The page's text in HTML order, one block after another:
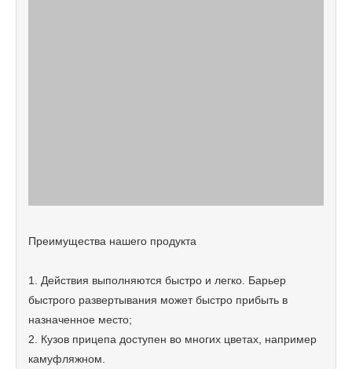
Преимущества нашего продукта
1. Действия выполняются быстро и легко. Барьер
быстрого развертывания может быстро прибыть в
назначенное место;
2. Кузов прицепа доступен во многих цветах, например
камуфляжном.